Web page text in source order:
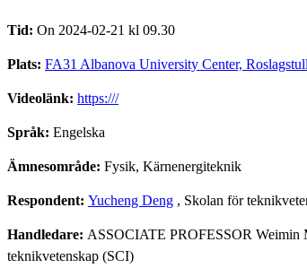
Tid: On 2024-02-21 kl 09.30
Plats: FA31 Albanova University Center,
Videolänk: https:///
Språk: Engelska
Ämnesområde: Fysik, Kärnenergiteknik
Respondent: Yucheng Deng , Skolan för
Handledare: ASSOCIATE PROFESSOR Weimin
teknikvetenskap (SCI)